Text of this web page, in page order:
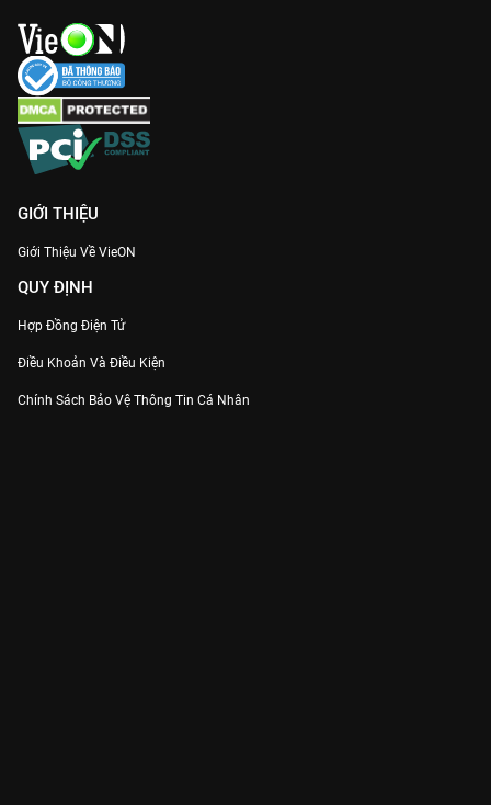
GIỚI THIỆU
Giới Thiệu Về VieON
QUY ĐỊNH
Hợp Đồng Điện Tử
Điều Khoản Và Điều Kiện
Chính Sách Bảo Vệ Thông Tin Cá Nhân